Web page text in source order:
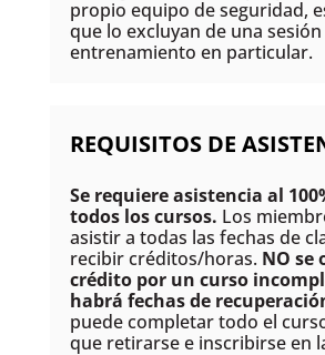
propio equipo de seguridad,
que lo excluyan de una
entrenamiento en particular.
REQUISITOS DE
Se requiere asistencia al
todos los cursos. Los
asistir a todas las fechas de
recibir créditos/horas. NO se
crédito por un curso
habrá fechas de
puede completar todo el
que retirarse e inscribirse en